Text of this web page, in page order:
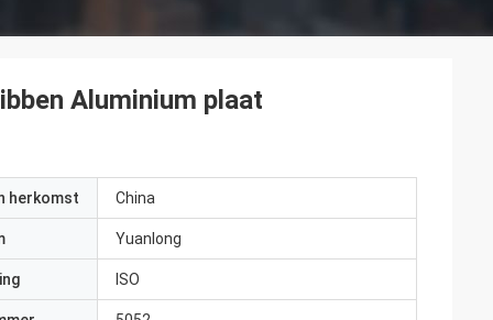
Aluminium plaat
herkomst China
Yuanlong
ISO